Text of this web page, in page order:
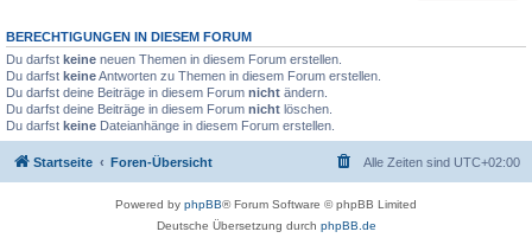
BERECHTIGUNGEN IN DIESEM FORUM
Du darfst keine neuen Themen in diesem Forum erstellen.
Du darfst keineAntworten zu Themen in diesem Forum erstellen.
Du darfst deine Beiträge in diesem Forum nicht ändern.
Du darfst deine Beiträge in diesem Forum nicht löschen.
Du darfst keine Dateianhänge in diesem Forum erstellen.
Startseite Foren-Übersicht Alle Zeiten sind UTC+02:00
Powered by phpBB® Forum Software © phpBB Limited
Deutsche Übersetzung durch phpBB.de